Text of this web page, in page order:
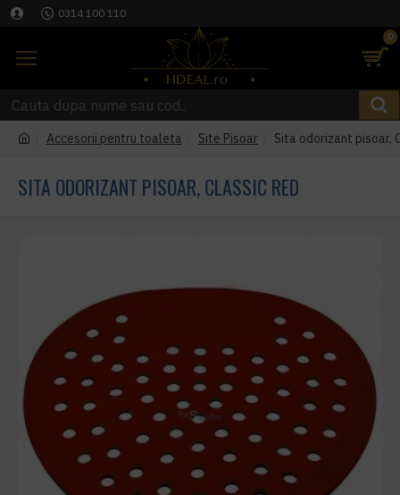
0314 100 110
0
Accesorii pentru toaleta Site Pisoar Sita odorizant pisoar,
SITA ODORIZANT PISOAR, CLASSIC RED